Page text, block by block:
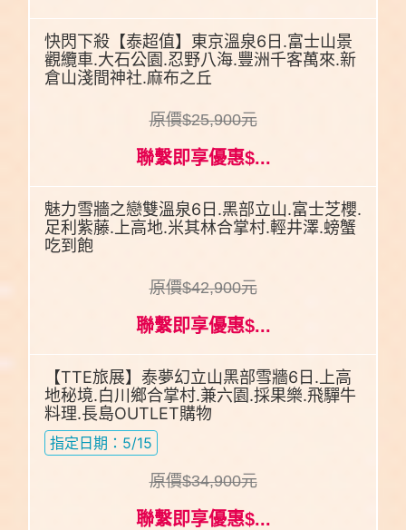
快閃下殺【泰超值】東京溫泉6日.富士山景
觀纜車.大石公園.忍野八海.豐洲千客萬來.新
倉山淺間神社.麻布之丘
原價$25,900元
聯繫即享優惠$...
魅力雪牆之戀雙溫泉6日.黑部立山.富士芝櫻.
足利紫藤.上高地.米其林合掌村.輕井澤.螃蟹
吃到飽
原價$42,900元
聯繫即享優惠$...
【TTE旅展】泰夢幻立山黑部雪牆6日.上高
地秘境.白川鄉合掌村.兼六園.採果樂.飛驒牛
料理.長島OUTLET購物
指定日期：5/15
原價$34,900元
聯繫即享優惠$...